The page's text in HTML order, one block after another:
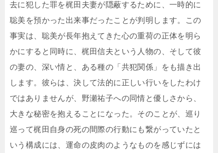
去に犯した罪を梶田夫妻が隠蔽するために、一時的に
聡美を預かった出来事だったことが判明します。この
事実は、聡美が長年抱えてきた心の重荷の正体を明ら
かにすると同時に、梶田信夫という人物の、そして彼
の妻の、深い情と、ある種の「共犯関係」をも描き出
します。彼らは、決して法的に正しい行いをしたわけ
ではありませんが、野瀬祐子への同情と優しさから、
大きな秘密を抱えることになった。そのことが、巡り
巡って梶田自身の死の間際の行動にも繋がっていたと
いう構成には、運命の皮肉のようなものを感じずには